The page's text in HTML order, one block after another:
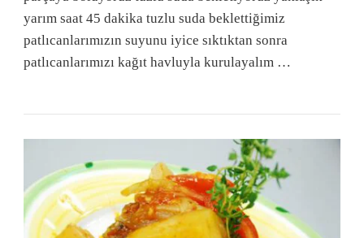
yarım saat 45 dakika tuzlu suda beklettiğimiz
patlıcanlarımızın suyunu iyice sıktıktan sonra
patlıcanlarımızı kağıt havluyla kurulayalım …